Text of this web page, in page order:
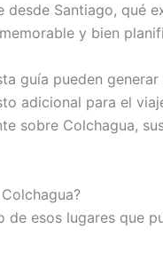
desde Santiago, qué
y bien
guía pueden
adicional para el
sobre Colchagua,
de esos lugares que